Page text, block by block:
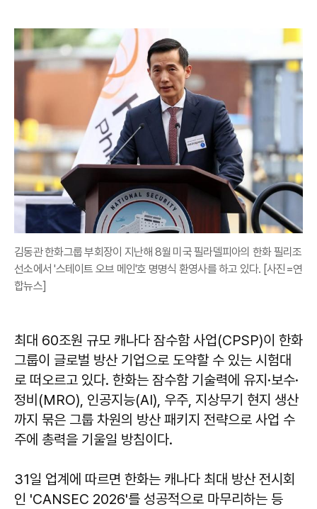
김동관 한화그룹 부회장이 지난해 8월 미국 필라델피아의 한화 필리조
선소에서 '스테이트 오브 메인'호 명명식 환영사를 하고 있다. [사진=연
합뉴스]
최대 60조원 규모 캐나다 잠수함 사업(CPSP)이 한화
그룹이 글로벌 방산 기업으로 도약할 수 있는 시험대
로 떠오르고 있다. 한화는 잠수함 기술력에 유지·보수·
정비(MRO), 인공지능(AI), 우주, 지상무기 현지 생산
까지 묶은 그룹 차원의 방산 패키지 전략으로 사업 수
주에 총력을 기울일 방침이다.
31일 업계에 따르면 한화는 캐나다 최대 방산 전시회
인 'CANSEC 2026'를 성공적으로 마무리하는 등